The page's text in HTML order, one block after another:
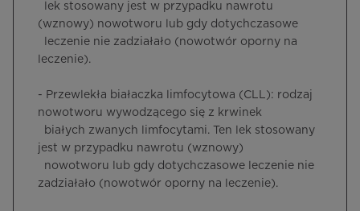
lek stosowany jest w przypadku nawrotu
(wznowy) nowotworu lub gdy dotychczasowe
leczenie nie zadziałało (nowotwór oporny na
leczenie).
- Przewlekła białaczka limfocytowa (CLL): rodzaj
nowotworu wywodzącego się z krwinek
białych zwanych limfocytami. Ten lek stosowany
jest w przypadku nawrotu (wznowy)
nowotworu lub gdy dotychczasowe leczenie nie
zadziałało (nowotwór oporny na leczenie).